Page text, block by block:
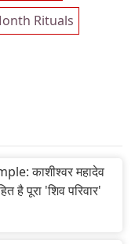
Rituals
काशीश्वर महादेव
है पूरा 'शिव परिवार'